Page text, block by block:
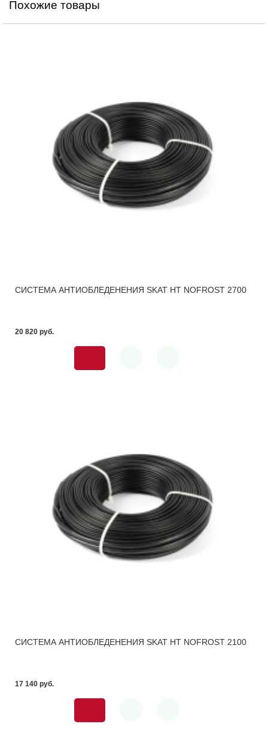
Похожие товары
СИСТЕМА АНТИОБЛЕДЕНЕНИЯ SKAT HT NOFROST 2700
20 820 pуб.
СИСТЕМА АНТИОБЛЕДЕНЕНИЯ SKAT HT NOFROST 2100
17 140 pуб.